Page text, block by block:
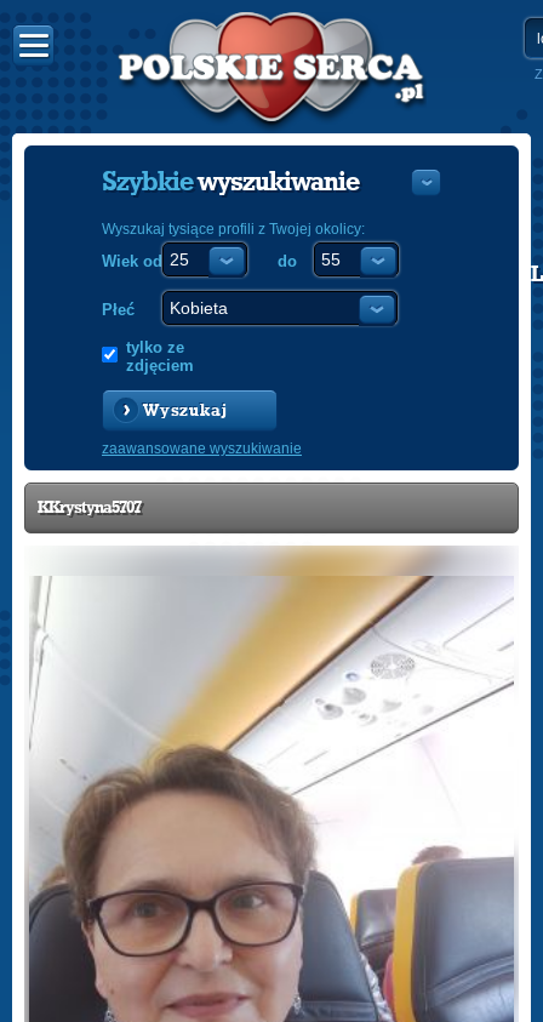
POLISH
Szybkiewyszukiwanie
Wyszukaj tysiące profili z Twojej okolicy:
Wiek od do
Płeć
tylko ze
zdjęciem
Wyszukaj
zaawansowane wyszukiwanie
KKrystyna5707